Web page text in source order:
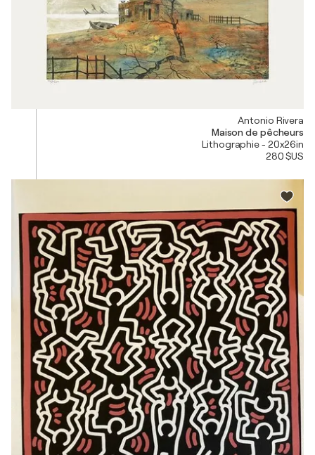
Antonio Rivera
Maison de pêcheurs
Lithographie - 20x26in
280 $US